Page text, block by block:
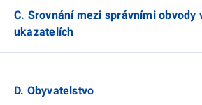
C. Srovnání mezi správními obvody
ukazatelích
D. Obyvatelstvo